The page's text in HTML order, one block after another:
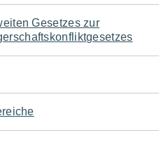
Gesetzes zur